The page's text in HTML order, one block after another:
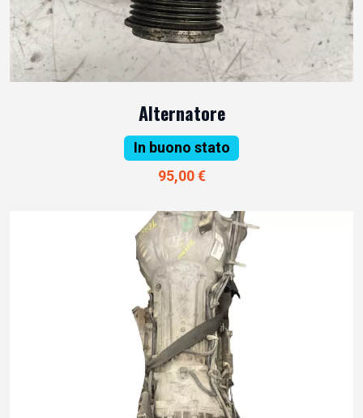
Alternatore
In buono stato
95,00 €